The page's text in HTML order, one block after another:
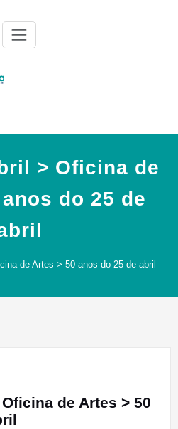
> Oficina de
do 25 de
de Artes > 50 anos do 25 de abril
de Artes > 50